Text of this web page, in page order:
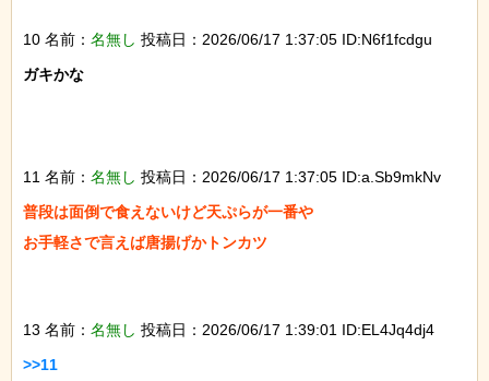
10 名前： 名無し 投稿日：2026/06/17 1:37:05 ID:N6f1fcdgu
ガキかな
11 名前： 名無し 投稿日：2026/06/17 1:37:05 ID:a.Sb9mkNv
普段は面倒で食えないけど天ぷらが一番や
お手軽さで言えば唐揚げかトンカツ
13 名前： 名無し 投稿日：2026/06/17 1:39:01 ID:EL4Jq4dj4
>>11